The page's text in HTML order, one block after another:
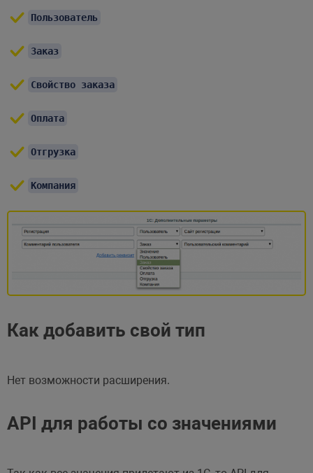
Пользователь
Заказ
Свойство заказа
Оплата
Отгрузка
Компания
Как добавить свой тип
Нет возможности расширения.
API для работы со значениями